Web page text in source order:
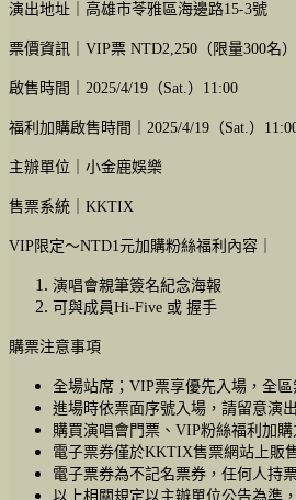
演出地址｜高雄市苓雅區海邊路15-3號
票價資訊｜VIP票 NTD2,250（限量300名
啟售時間｜2025/4/19（Sat.）11:00
福利加購啟售時間｜2025/4/19（Sat.）
主辦單位｜小金鹿娛樂
售票系統｜KKTIX
VIP限定～NTD1元加購粉絲福利內容｜
演唱會親筆簽名紀念海報
可與成員Hi-Five 或 握手
購票注意事項
全場站席；VIP票享優先入場，全
進場時依票面序號入場，請留意演
購買演唱會門票、VIP粉絲福利加
電子票券僅於KKTIX售票網站上販
電子票券為不記名票券，任何人持
以上相關規定以主辦單位公告為準